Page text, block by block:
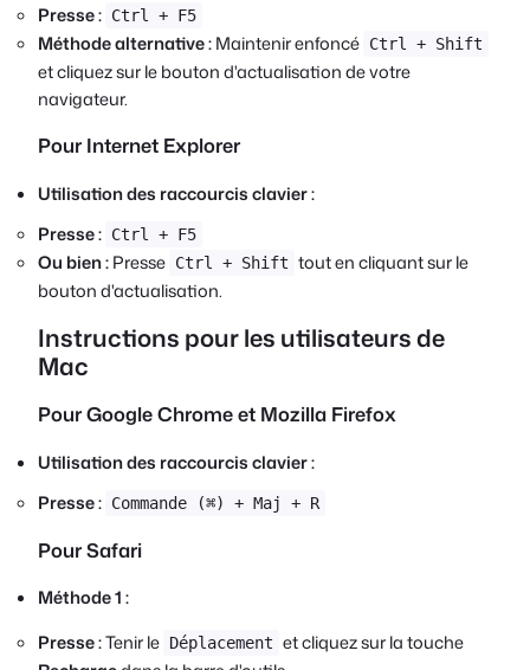
Presse : Ctrl + F5
Méthode alternative :Maintenir enfoncé Ctrl + Shift
et cliquez sur le bouton d'actualisation de votre
navigateur.
Pour Internet Explorer
Utilisation des raccourcis clavier :
Presse : Ctrl + F5
Ou bien :Presse Ctrl + Shift tout en cliquant sur le
bouton d'actualisation.
Instructions pour les utilisateurs de
Mac
Pour Google Chrome et Mozilla Firefox
Utilisation des raccourcis clavier :
Presse : Commande (⌘) + Maj + R
Pour Safari
Méthode 1 :
Presse :Tenir le Déplacement et cliquez sur la touche